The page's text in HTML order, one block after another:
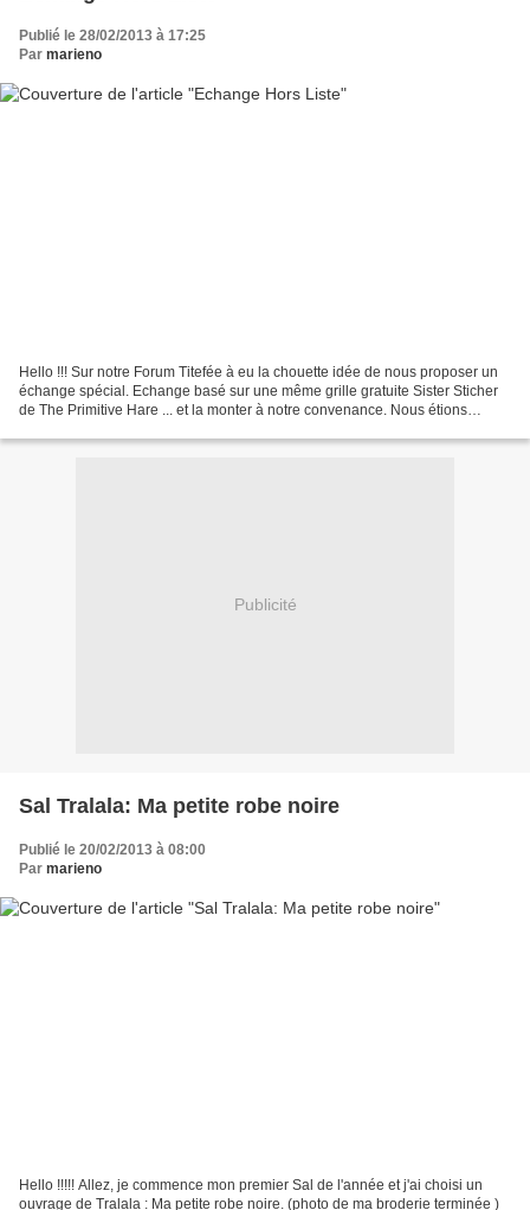
Publié le 28/02/2013 à 17:25
Par marieno
Hello !!! Sur notre Forum Titefée à eu la chouette idée de nous proposer un
échange spécial. Echange basé sur une même grille gratuite Sister Sticher
de The Primitive Hare ... et la monter à notre convenance. Nous étions
Publicité
Sal Tralala: Ma petite robe noire
Publié le 20/02/2013 à 08:00
Par marieno
Hello !!!!! Allez, je commence mon premier Sal de l'année et j'ai choisi un
ouvrage de Tralala : Ma petite robe noire. (photo de ma broderie terminée )